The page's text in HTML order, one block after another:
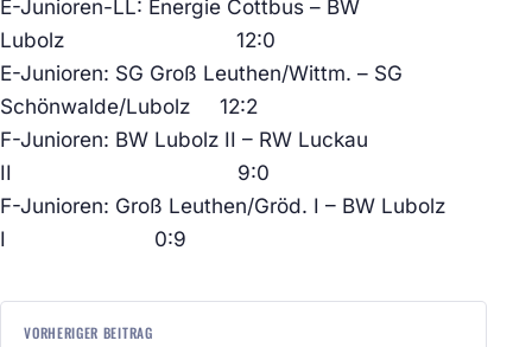
E-Junioren-LL: Energie Cottbus – BW
Lubolz 12:0
E-Junioren: SG Groß Leuthen/Wittm. – SG
Schönwalde/Lubolz 12:2
F-Junioren: BW Lubolz II – RW Luckau
II 9:0
F-Junioren: Groß Leuthen/Gröd. I – BW Lubolz
I 0:9
BEITRAGSNAVIGATION
VORHERIGER BEITRAG